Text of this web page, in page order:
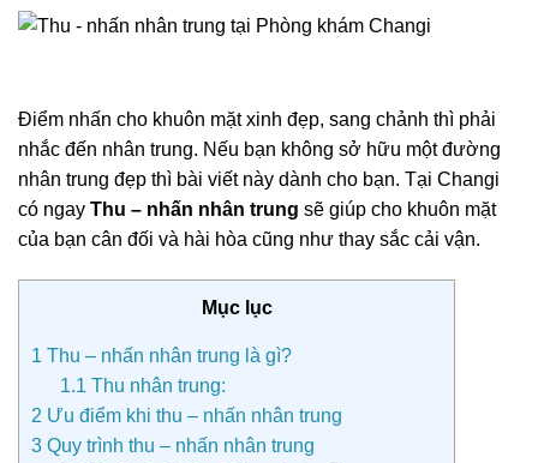
Điểm nhấn cho khuôn mặt xinh đẹp, sang chảnh thì phải
nhắc đến nhân trung. Nếu bạn không sở hữu một đường
nhân trung đẹp thì bài viết này dành cho bạn. Tại Changi
có ngay Thu – nhấn nhân trung sẽ giúp cho khuôn mặt
của bạn cân đối và hài hòa cũng như thay sắc cải vận.
Mục lục
1 Thu – nhấn nhân trung là gì?
1.1 Thu nhân trung:
2 Ưu điểm khi thu – nhấn nhân trung
3 Quy trình thu – nhấn nhân trung